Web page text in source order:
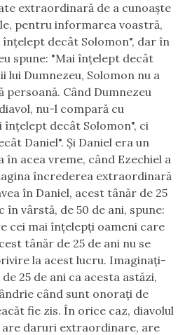
extraordinară de a cunoaşte
pentru informarea voastră,
înţelept decât Solomon", dar în
spune: "Mai înţelept decât
lui Dumnezeu, Solomon nu a
Când Dumnezeu
nu-l compară cu
înţelept decât Solomon", ci
Daniel". Şi Daniel era un
acea vreme, când Ezechiel a
încrederea extraordinară
în Daniel, acest tânăr de 25
în vârstă, de 50 de ani, spune:
cei mai înţelepţi oameni care
tânăr de 25 de ani nu se
la acest lucru. Imaginaţi-
25 de ani ca acesta astăzi,
când sunt onoraţi de
fie zis. În orice caz, diavolul
daruri extraordinare, are